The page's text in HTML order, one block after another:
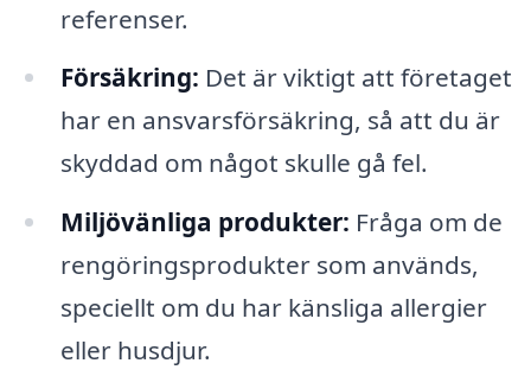
referenser.
Försäkring: Det är viktigt att företaget
har en ansvarsförsäkring, så att du är
skyddad om något skulle gå fel.
Miljövänliga produkter: Fråga om de
rengöringsprodukter som används,
speciellt om du har känsliga allergier
eller husdjur.